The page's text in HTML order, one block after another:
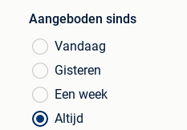
Aangeboden sinds
Vandaag
Gisteren
Een week
Altijd